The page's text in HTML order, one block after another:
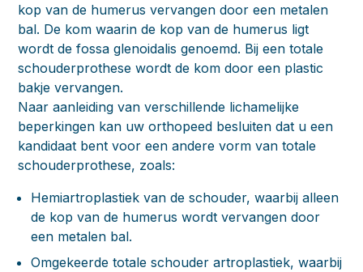
kop van de humerus vervangen door een metalen
bal. De kom waarin de kop van de humerus ligt
wordt de fossa glenoidalis genoemd. Bij een totale
schouderprothese wordt de kom door een plastic
bakje vervangen.
Naar aanleiding van verschillende lichamelijke
beperkingen kan uw orthopeed besluiten dat u een
kandidaat bent voor een andere vorm van totale
schouderprothese, zoals:
Hemiartroplastiek van de schouder, waarbij alleen
de kop van de humerus wordt vervangen door
een metalen bal.
Omgekeerde totale schouder artroplastiek, waarbij